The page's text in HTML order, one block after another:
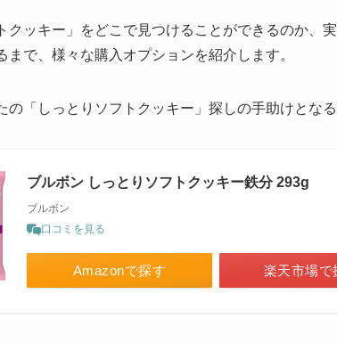
クッキー」をどこで見つけることができるのか、
まで、様々な購入オプションを紹介します。
の「しっとりソフトクッキー」探しの手助けとな
ブルボン しっとりソフトクッキー鉄分 293g
ブルボン
口コミを見る
Amazonで探す 楽天市場で